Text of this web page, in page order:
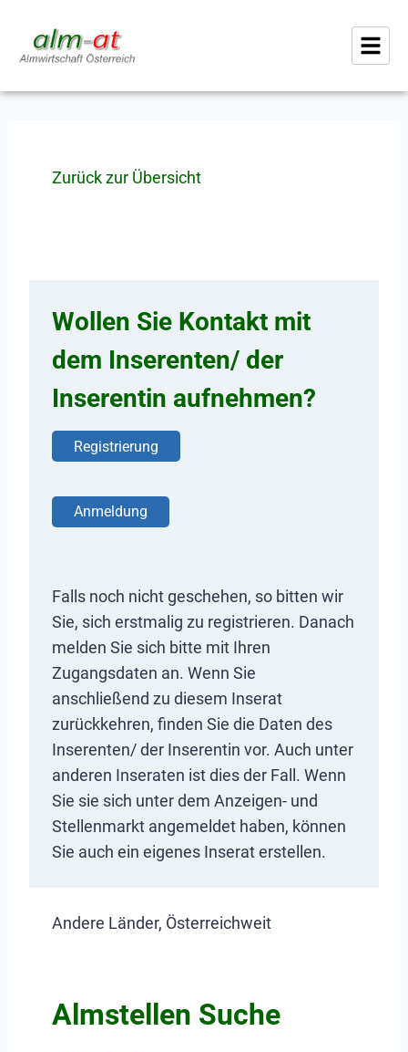
Zurück zur Übersicht
Wollen Sie Kontakt mit
dem Inserenten/ der
Inserentin aufnehmen?
Registrierung
Anmeldung
Falls noch nicht geschehen, so bitten wir
Sie, sich erstmalig zu registrieren. Danach
melden Sie sich bitte mit Ihren
Zugangsdaten an. Wenn Sie
anschließend zu diesem Inserat
zurückkehren, finden Sie die Daten des
Inserenten/ der Inserentin vor. Auch unter
anderen Inseraten ist dies der Fall. Wenn
Sie sie sich unter dem Anzeigen- und
Stellenmarkt angemeldet haben, können
Sie auch ein eigenes Inserat erstellen.
Andere Länder, Österreichweit
Almstellen Suche